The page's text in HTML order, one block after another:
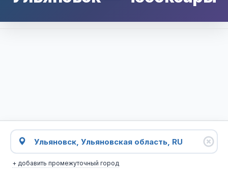
+ добавить промежуточный город